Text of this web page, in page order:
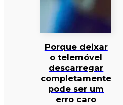
Porque deixar
o telemóvel
descarregar
completamente
pode ser um
erro caro